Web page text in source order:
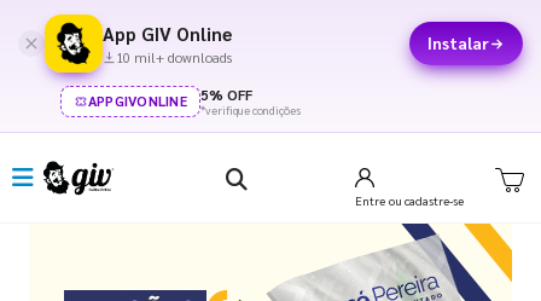
App GIV Online
10 mil+ downloads
Instalar
APPGIVONLINE 5% OFF
*verifique condições
Entre ou cadastre-se